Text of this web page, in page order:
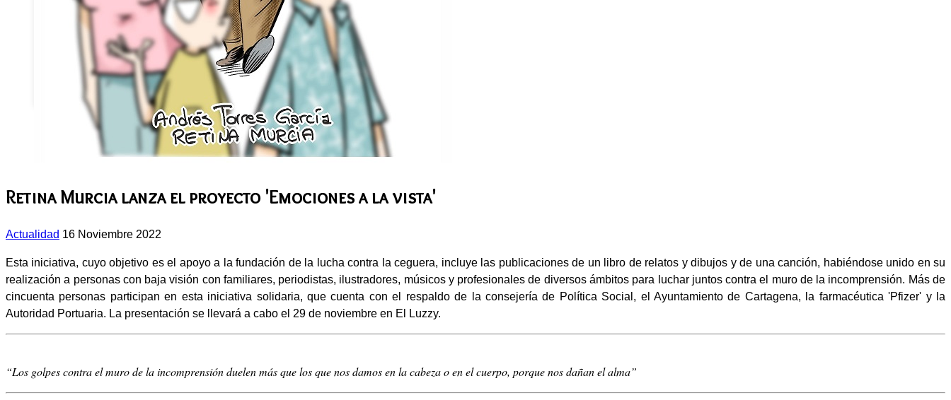
Guías y Libros
Emociones a
Retina News
Revista Visión
Retina Murcia lanza el proyecto 'Emociones a la vista'
Actualidad 16 Noviembre 2022
Esta iniciativa, cuyo objetivo es el apoyo a la fundación de la lucha contra la ceguera, incluye las publicaciones de un libro de relatos y dibujos y de una canción, habiéndose unido en su
realización a personas con baja visión con familiares, periodistas, ilustradores, músicos y profesionales de diversos ámbitos para luchar juntos contra el muro de la incomprensión. Más de
cincuenta personas participan en esta iniciativa solidaria, que cuenta con el respaldo de la consejería de Política Social, el Ayuntamiento de Cartagena, la farmacéutica 'Pfizer' y la
Autoridad Portuaria. La presentación se llevará a cabo el 29 de noviembre en El Luzzy.
“Los golpes contra el muro de la incomprensión duelen más que los que nos damos en la cabeza o en el cuerpo, porque nos dañan el alma”